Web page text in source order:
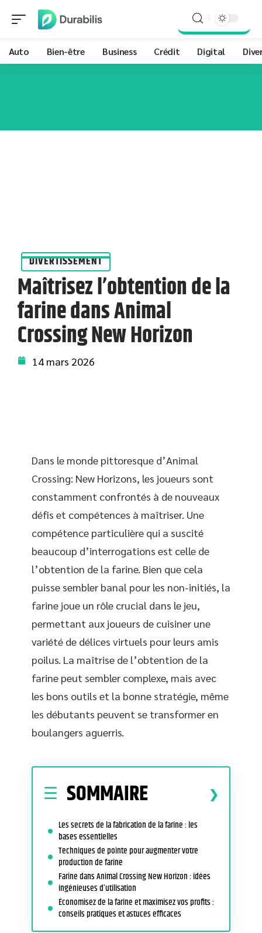
Auto Bien-être Business Crédit Digital
DIVERTISSEMENT
Maîtrisez l’obtention de la
farine dans Animal
Crossing New Horizon
14 mars 2026
Dans le monde pittoresque d’Animal
Crossing: New Horizons, les joueurs sont
constamment confrontés à de nouveaux
défis et compétences à maîtriser. Une
compétence particulière qui a suscité
beaucoup d’interrogations est celle de
l’obtention de la farine. Bien que cela
puisse sembler banal pour les non-initiés, la
farine joue un rôle crucial dans le jeu,
permettant aux joueurs de cuisiner une
variété de délices virtuels pour leurs amis
poilus. La maîtrise de l’obtention de la
farine peut sembler complexe, mais avec
les bons outils et la bonne stratégie, même
les débutants peuvent se transformer en
boulangers aguerris.
SOMMAIRE
Les secrets de la fabrication de la farine : les
bases essentielles
Techniques de pointe pour augmenter votre
production de farine
Farine dans Animal Crossing New Horizon : idées
ingénieuses d’utilisation
Économisez de la farine et maximisez vos profits :
conseils pratiques et astuces efficaces